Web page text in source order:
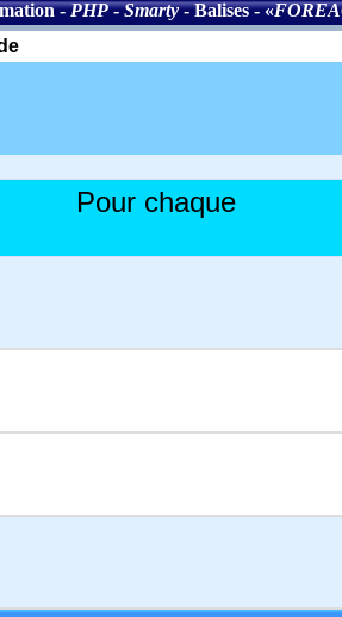
-PHP-Smarty-Balises- «
Pour chaque